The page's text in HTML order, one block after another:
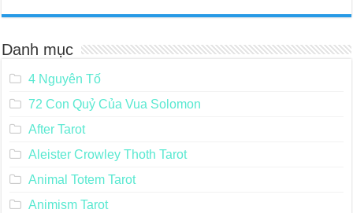
Danh mục
4 Nguyên Tố
72 Con Quỷ Của Vua Solomon
After Tarot
Aleister Crowley Thoth Tarot
Animal Totem Tarot
Animism Tarot